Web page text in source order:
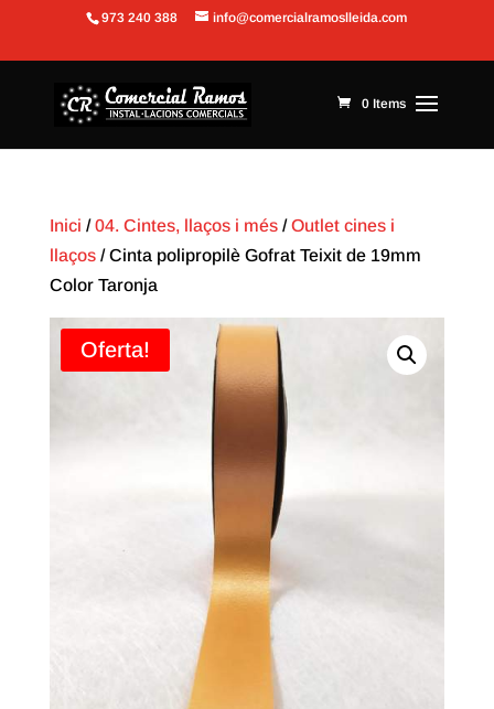
Obre la barra d'eines
973 240 388 info@comercialramoslleida.com
0 Items
Inici /04. Cintes, llaços i més/Outlet cines i
llaços/ Cinta polipropilè Gofrat Teixit de 19mm
Color Taronja
Oferta!